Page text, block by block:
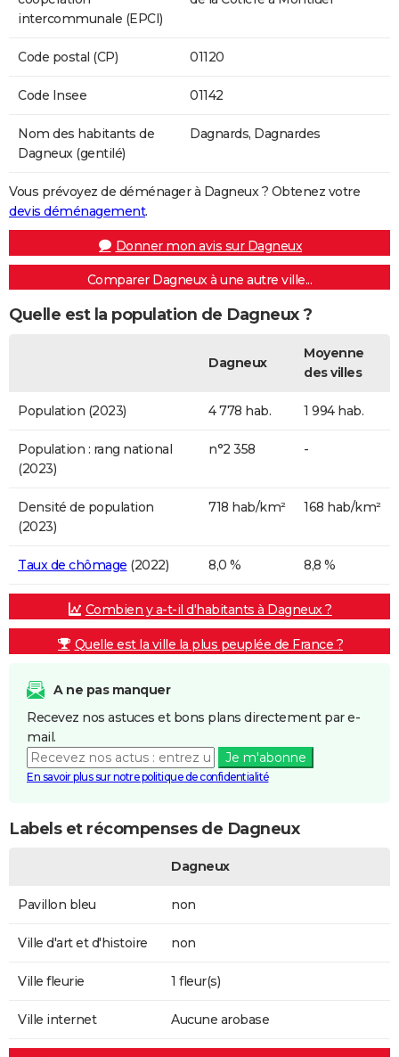
intercommunale (EPCI)
Code postal (CP) 01120
Code Insee 01142
Nom des habitants de
Dagneux (gentilé)
Dagnards, Dagnardes
Vous prévoyez de déménager à Dagneux ? Obtenez votre
devis déménagement.
Donner mon avis sur Dagneux
Comparer Dagneux à une autre ville...
Quelle est la population de Dagneux ?
Dagneux
Moyenne
des villes
Population (2023) 4 778 hab. 1 994 hab.
Population : rang national
(2023)
n°2 358 -
Densité de population
(2023)
718 hab/km² 168 hab/km²
Taux de chômage (2022) 8,0 % 8,8 %
Combien y a-t-il d'habitants à Dagneux ?
Quelle est la ville la plus peuplée de France ?
A ne pas manquer
Recevez nos astuces et bons plans directement par e-
mail.
Je m'abonne
En savoir plus sur notre politique de confidentialité
Labels et récompenses de Dagneux
Dagneux
Pavillon bleu non
Ville d'art et d'histoire non
Ville fleurie 1 fleur(s)
Ville internet Aucune arobase